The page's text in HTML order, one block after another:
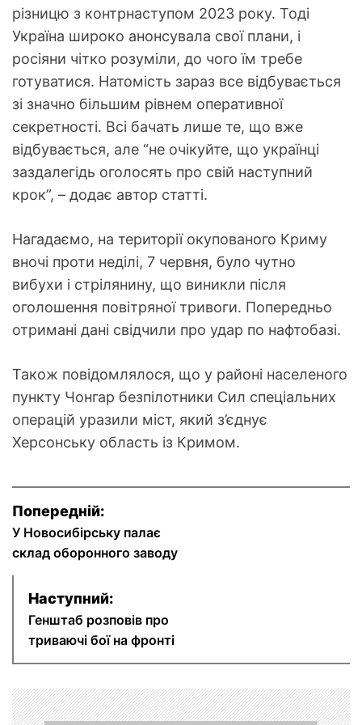
різницю з контрнаступом 2023 року. Тоді
Україна широко анонсувала свої плани, і
росіяни чітко розуміли, до чого їм требе
готуватися. Натомість зараз все відбувається
зі значно більшим рівнем оперативної
секретності. Всі бачать лише те, що вже
відбувається, але “не очікуйте, що українці
заздалегідь оголосять про свій наступний
крок”, – додає автор статті.
Нагадаємо, на території окупованого Криму
вночі проти неділі, 7 червня, було чутно
вибухи і стрілянину, що виникли після
оголошення повітряної тривоги. Попередньо
отримані дані свідчили про удар по нафтобазі.
Також повідомлялося, що у районі населеного
пункту Чонгар безпілотники Сил спеціальних
операцій уразили міст, який з’єднує
Херсонську область із Кримом.
Н
а
в
ц
Попередній:
У Новосибірську палає
склад оборонного заводу
Наступний:
Генштаб розповів про
триваючі бої на фронті